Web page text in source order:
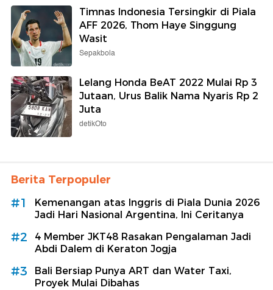
Timnas Indonesia Tersingkir di Piala
AFF 2026, Thom Haye Singgung
Wasit
Sepakbola
Lelang Honda BeAT 2022 Mulai Rp 3
Jutaan, Urus Balik Nama Nyaris Rp 2
Juta
detikOto
Berita Terpopuler
#1
Kemenangan atas Inggris di Piala Dunia 2026
Jadi Hari Nasional Argentina, Ini Ceritanya
#2
4 Member JKT48 Rasakan Pengalaman Jadi
Abdi Dalem di Keraton Jogja
#3
Bali Bersiap Punya ART dan Water Taxi,
Proyek Mulai Dibahas